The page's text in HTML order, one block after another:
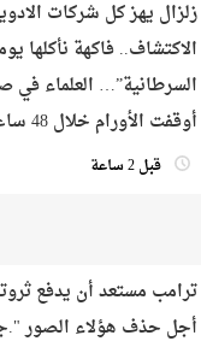
زلزال يهز كل شركات
الاكتشاف.. فاكهة نأكلها
السرطانية”… العلماء
أوقفت الأورام خلال 48 ساعة فقط !!
قبل 2 ساعة
ترامب مستعد أن يدفع
أجل حذف هؤلاء الصور